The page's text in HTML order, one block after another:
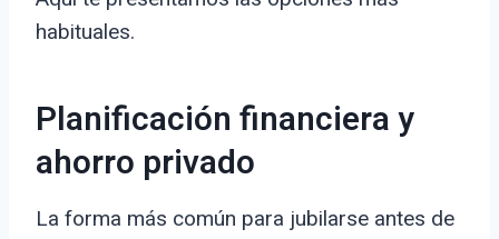
habituales.
Planificación financiera y
ahorro privado
La forma más común para jubilarse antes de